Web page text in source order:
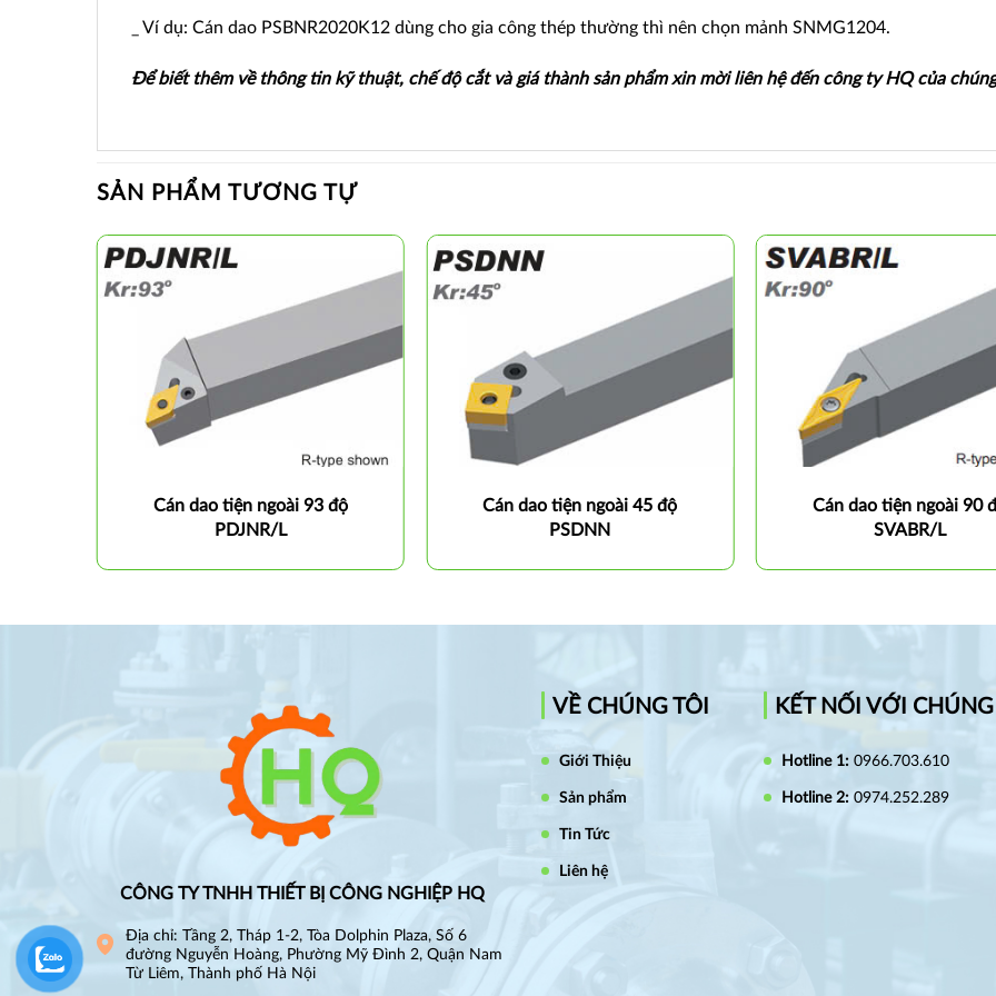
_ Ví dụ: Cán dao PSBNR2020K12 dùng cho gia công thép thường thì nên chọn mảnh SNMG1204.
Để biết thêm về thông tin kỹ thuật, chế độ cắt và giá thành sản phẩm xin mời liên hệ đến công ty HQ của
SẢN PHẨM TƯƠNG TỰ
Cán dao tiện ngoài 93 độ
PDJNR/L
Cán dao tiện ngoài 45 độ
PSDNN
Cán dao tiện ngoài 90
SVABR/L
CÔNG TY TNHH THIẾT BỊ CÔNG NGHIỆP HQ
Địa chỉ: Tầng 2, Tháp 1-2, Tòa Dolphin Plaza, Số 6
đường Nguyễn Hoàng, Phường Mỹ Đình 2, Quận Nam
Từ Liêm, Thành phố Hà Nội
VỀ CHÚNG TÔI
Giới Thiệu
Sản phẩm
Tin Tức
Liên hệ
KẾT NỐI VỚI
Hotline 1: 0966.703.610
Hotline 2: 0974.252.289